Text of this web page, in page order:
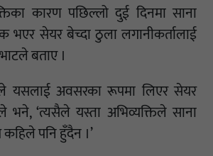
कारण पछिल्लो दुई दिनमा साना
भएर सेयर बेच्दा ठुला लगानीकर्तालाई
बताए ।
यसलाई अवसरका रूपमा लिएर सेयर
‘त्यसैले यस्ता अभिव्यक्तिले साना
कहिले पनि हुँदैन ।’